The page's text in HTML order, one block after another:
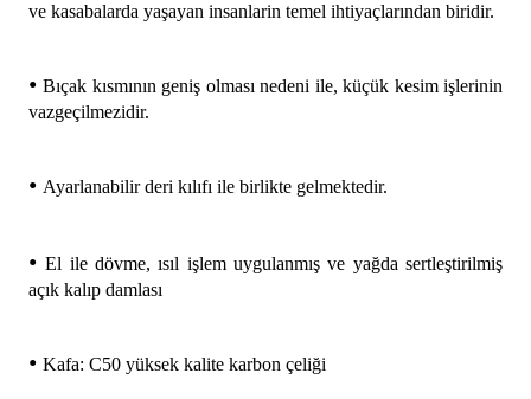
ve kasabalarda yaşayan insanlarin temel ihtiyaçlarından biridir.
•Bıçak kısmının geniş olması nedeni ile, küçük kesim işlerinin
vazgeçilmezidir.
• Ayarlanabilir deri kılıfı ile birlikte gelmektedir.
•El ile dövme, ısıl işlem uygulanmış ve yağdasertleştirilmiş
açık kalıp damlası
• Kafa: C50 yüksek kalite karbon çeliği